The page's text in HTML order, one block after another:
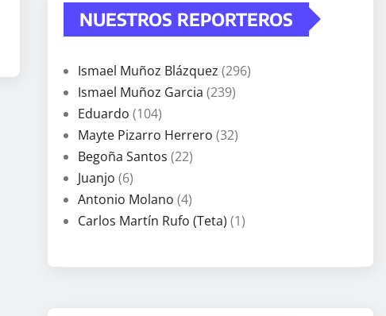
NUESTROS REPORTEROS
Ismael Muñoz Blázquez (296)
Ismael Muñoz Garcia (239)
Eduardo (104)
Mayte Pizarro Herrero (32)
Begoña Santos (22)
Juanjo (6)
Antonio Molano (4)
Carlos Martín Rufo (Teta) (1)